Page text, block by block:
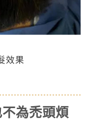
效果
為禿頭煩